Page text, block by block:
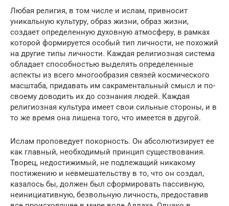
Любая религия, в том числе и ислам, привносит
уникальную культуру, образ жизни, образ жизни,
создает определенную духовную атмосферу, в рамках
которой формируется особый тип личности, не похожий
на другие типы личности. Каждая религиозная система
обладает способностью выделять определенные
аспекты из всего многообразия связей космического
масштаба, придавать им сакраментальный смысл и по-
своему доводить их до сознания людей. Каждая
религиозная культура имеет свои сильные стороны, и в
то же время она лишена того, что имеется в другой.
Ислам проповедует покорность. Он абсолютизирует ее
как главный, необходимый принцип существования.
Творец, недостижимый, не подлежащий никакому
постижению и невмешательству в то, что он создал,
казалось бы, должен был сформировать пассивную,
неинициативную, безвольную личность, предоставив